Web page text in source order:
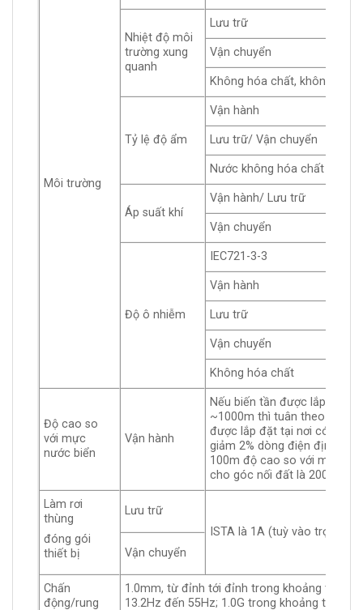
Môi trường
Nhiệt độ môi
trường xung
quanh
Lưu trữ
Vận chuyển
Không hóa chất, không
Tỷ lệ độ ẩm
Vận hành
Lưu trữ/ Vận chuyển
Nước không hóa chất
Áp suất khí
Vận hành/ Lưu trữ
Vận chuyển
Độ ô nhiễm
IEC721-3-3
Vận hành
Lưu trữ
Vận chuyển
Không hóa chất
Độ cao so
với mực
nước biển
Vận hành
Nếu biến tần được lắp đặt
~1000m thì tuân theo các
được lắp đặt tại nơi có độ
giảm 2% dòng điện định
100m độ cao so với mực
cho góc nối đất là 2000m
Làm rơi
thùng
đóng gói
thiết bị
Lưu trữ
ISTA là 1A (tuỳ vào trọng
Vận chuyển
Chấn
động/rung
1.0mm, từ đỉnh tới đỉnh trong khoảng từ
13.2Hz đến 55Hz; 1.0G trong khoảng từ